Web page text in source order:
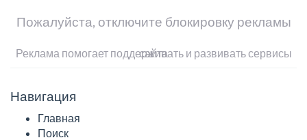
Пожалуйста, отключите блокировку рекламы
Реклама помогает поддерживать и развивать сервисы сайта
Навигация
Главная
Поиск